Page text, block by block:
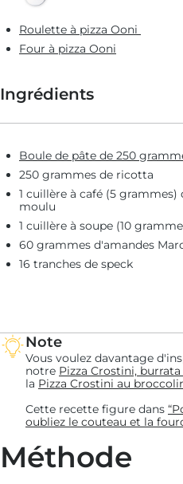
Note
Vous voulez davantage
notre Pizza Crostini,
la Pizza Crostini au
Cette recette figure dans
oubliez le couteau et la
Méthode
Roulette à pizza Ooni
Four à pizza Ooni
Ingrédients
Boule de pâte de 250
250 grammes de ricotta
1 cuillère à café (5
moulu
1 cuillère à soupe (10
60 grammes d'amandes
16 tranches de speck